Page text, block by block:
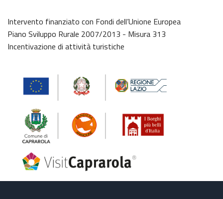
Intervento finanziato con Fondi dell’Unione Europea
Piano Sviluppo Rurale 2007/2013 - Misura 313
Incentivazione di attività turistiche